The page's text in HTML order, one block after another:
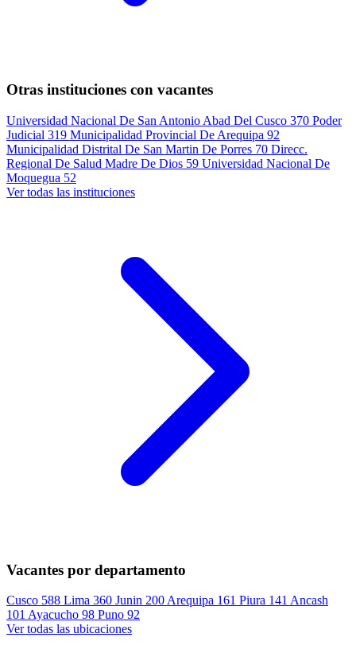
Otras instituciones con vacantes
Universidad Nacional De San Antonio Abad Del Cusco 370 Poder
Judicial 319 Municipalidad Provincial De Arequipa 92
Municipalidad Distrital De San Martin De Porres 70 Direcc.
Regional De Salud Madre De Dios 59 Universidad Nacional De
Moquegua 52
Ver todas las instituciones
Vacantes por departamento
Cusco 588 Lima 360 Junin 200 Arequipa 161 Piura 141 Ancash
101 Ayacucho 98 Puno 92
Ver todas las ubicaciones